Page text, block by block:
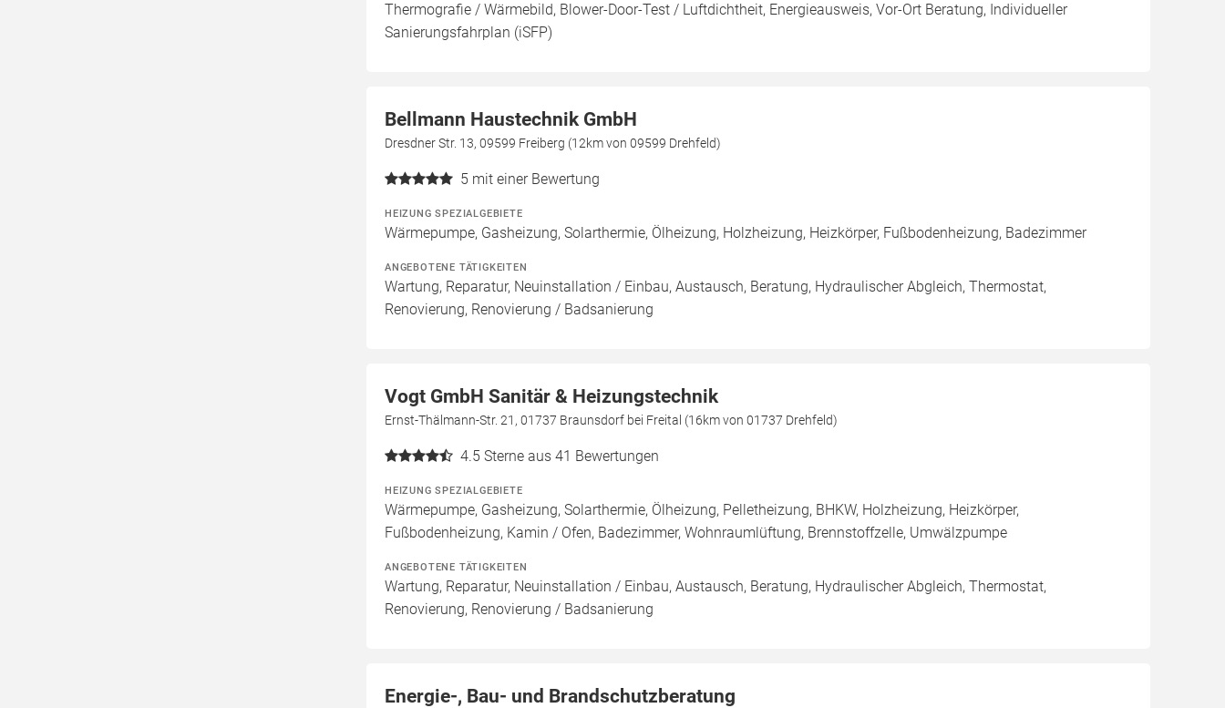
Thermografie / Wärmebild, Blower-Door-Test / Luftdichtheit, Energieausweis, Vor-Ort Beratung, Individueller
Sanierungsfahrplan (iSFP)
Bellmann Haustechnik GmbH
Dresdner Str. 13, 09599 Freiberg (12km von 09599 Drehfeld)
5 mit einer Bewertung
HEIZUNG SPEZIALGEBIETE
Wärmepumpe, Gasheizung, Solarthermie, Ölheizung, Holzheizung, Heizkörper, Fußbodenheizung, Badezimmer
ANGEBOTENE TÄTIGKEITEN
Wartung, Reparatur, Neuinstallation / Einbau, Austausch, Beratung, Hydraulischer Abgleich, Thermostat,
Renovierung, Renovierung / Badsanierung
Vogt GmbH Sanitär & Heizungstechnik
Ernst-Thälmann-Str. 21, 01737 Braunsdorf bei Freital (16km von 01737 Drehfeld)
4.5 Sterne aus 41 Bewertungen
HEIZUNG SPEZIALGEBIETE
Wärmepumpe, Gasheizung, Solarthermie, Ölheizung, Pelletheizung, BHKW, Holzheizung, Heizkörper,
Fußbodenheizung, Kamin / Ofen, Badezimmer, Wohnraumlüftung, Brennstoffzelle, Umwälzpumpe
ANGEBOTENE TÄTIGKEITEN
Wartung, Reparatur, Neuinstallation / Einbau, Austausch, Beratung, Hydraulischer Abgleich, Thermostat,
Renovierung, Renovierung / Badsanierung
Energie-, Bau- und Brandschutzberatung